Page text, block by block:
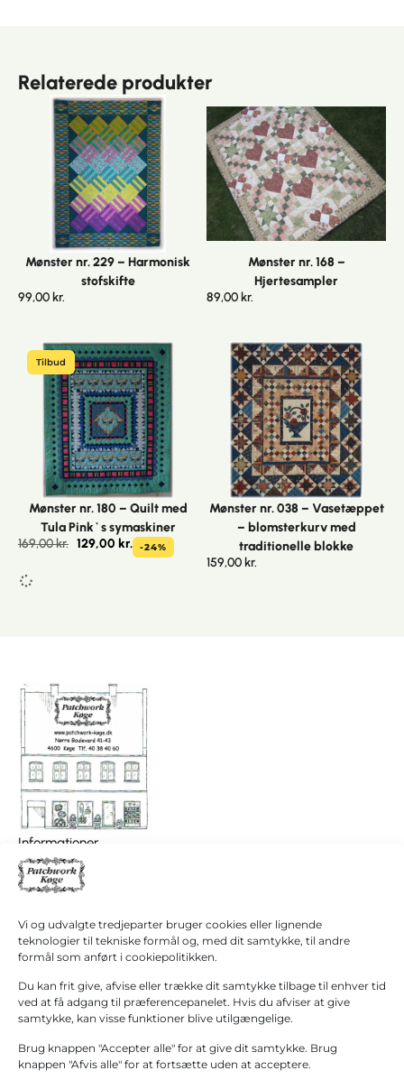
Vi og udvalgte tredjeparter bruger cookies eller lignende
teknologier til tekniske formål og, med dit samtykke, til andre
formål som anført i cookiepolitikken.
Du kan frit give, afvise eller trække dit samtykke tilbage til enhver tid
ved at få adgang til præferencepanelet. Hvis du afviser at give
samtykke, kan visse funktioner blive utilgængelige.
Brug knappen "Accepter alle" for at give dit samtykke. Brug
knappen "Afvis alle" for at fortsætte uden at acceptere.
I
alt
0,00kr.
Køb for
1.000,00kr.
fragt!
Gå til
Relaterede produkter
Mønster nr. 229 – Harmonisk
stofskifte
99,00 kr.
Mønster nr. 168 –
Hjertesampler
89,00 kr.
Tilbud
Mønster nr. 180 – Quilt med
Tula Pink`s symaskiner
169,00kr. 129,00 kr. -24%
Mønster nr. 038 – Vasetæppet
– blomsterkurv med
traditionelle blokke
159,00 kr.
Informationer
Patchwork Køge/ Patchwork Butikken
+45 40 38 40 60
Kontakt os
Butikken
Mandag - tirsdag: 10:00 - 16.30
Torsdag - fredag: 10:00 - 16.30
Lørdag: 10:00 - 13:00 Første lørdag i måneden
(1. September – 31. Marts)
Grupper modtages gerne efter aftale.